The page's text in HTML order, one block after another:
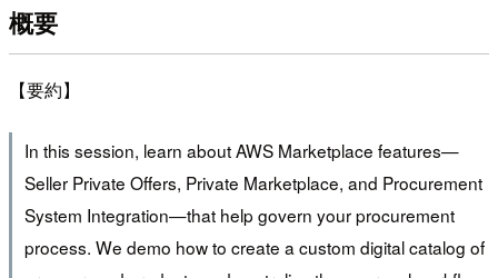
概要
【要約】
In this session, learn about AWS Marketplace features—
Seller Private Offers, Private Marketplace, and Procurement
System Integration—that help govern your procurement
process. We demo how to create a custom digital catalog of